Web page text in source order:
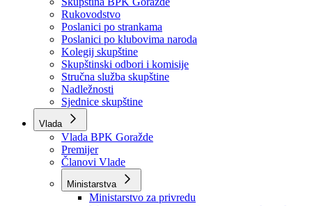
Korona virus
Skupština
Skupština BPK Goražde
Rukovodstvo
Poslanici po strankama
Poslanici po klubovima naroda
Kolegij skupštine
Skupštinski odbori i komisije
Stručna služba skupštine
Nadležnosti
Sjednice skupštine
Vlada
Vlada BPK Goražde
Premijer
Članovi Vlade